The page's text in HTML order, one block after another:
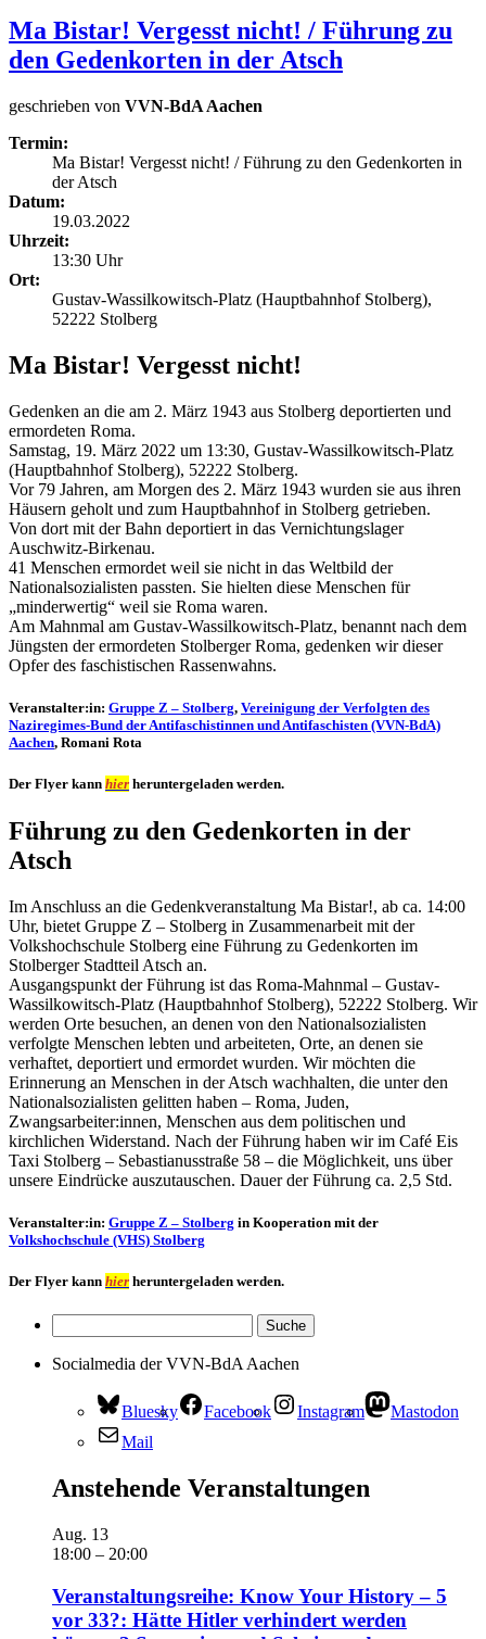
Ma Bistar! Vergesst nicht! / Führung zu
den Gedenkorten in der Atsch
geschrieben von VVN-BdA Aachen
Termin:
Ma Bistar! Vergesst nicht! / Führung zu den Gedenkorten in
der Atsch
Datum:
19.03.2022
Uhrzeit:
13:30 Uhr
Ort:
Gustav-Wassilkowitsch-Platz (Hauptbahnhof Stolberg),
52222 Stolberg
Ma Bistar! Vergesst nicht!
Gedenken an die am 2. März 1943 aus Stolberg deportierten und
ermordeten Roma.
Samstag, 19. März 2022 um 13:30, Gustav-Wassilkowitsch-Platz
(Hauptbahnhof Stolberg), 52222 Stolberg.
Vor 79 Jahren, am Morgen des 2. März 1943 wurden sie aus ihren
Häusern geholt und zum Hauptbahnhof in Stolberg getrieben.
Von dort mit der Bahn deportiert in das Vernichtungslager
Auschwitz-Birkenau.
41 Menschen ermordet weil sie nicht in das Weltbild der
Nationalsozialisten passten. Sie hielten diese Menschen für
„minderwertig“ weil sie Roma waren.
Am Mahnmal am Gustav-Wassilkowitsch-Platz, benannt nach dem
Jüngsten der ermordeten Stolberger Roma, gedenken wir dieser
Opfer des faschistischen Rassenwahns.
Veranstalter:in: Gruppe Z – Stolberg, Vereinigung der Verfolgten des
Naziregimes-Bund der Antifaschistinnen und Antifaschisten (VVN-BdA)
Aachen, Romani Rota
Der Flyer kann hier heruntergeladen werden.
Führung zu den Gedenkorten in der
Atsch
Im Anschluss an die Gedenkveranstaltung Ma Bistar!, ab ca. 14:00
Uhr, bietet Gruppe Z – Stolberg in Zusammenarbeit mit der
Volkshochschule Stolberg eine Führung zu Gedenkorten im
Stolberger Stadtteil Atsch an.
Ausgangspunkt der Führung ist das Roma-Mahnmal – Gustav-
Wassilkowitsch-Platz (Hauptbahnhof Stolberg), 52222 Stolberg. Wir
werden Orte besuchen, an denen von den Nationalsozialisten
verfolgte Menschen lebten und arbeiteten, Orte, an denen sie
verhaftet, deportiert und ermordet wurden. Wir möchten die
Erinnerung an Menschen in der Atsch wachhalten, die unter den
Nationalsozialisten gelitten haben – Roma, Juden,
Zwangsarbeiter:innen, Menschen aus dem politischen und
kirchlichen Widerstand. Nach der Führung haben wir im Café Eis
Taxi Stolberg – Sebastianusstraße 58 – die Möglichkeit, uns über
unsere Eindrücke auszutauschen. Dauer der Führung ca. 2,5 Std.
Veranstalter:in: Gruppe Z – Stolberg in Kooperation mit der
Volkshochschule (VHS) Stolberg
Der Flyer kann hier heruntergeladen werden.
Socialmedia der VVN-BdA Aachen
Bluesky Facebook Instagram
Mastodon
Mail
Anstehende Veranstaltungen
Aug. 13
18:00 – 20:00
Veranstaltungsreihe: Know Your History – 5
vor 33?: Hätte Hitler verhindert werden